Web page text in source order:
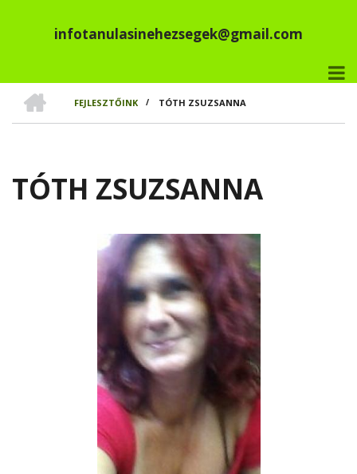
infotanulasinehezsegek@gmail.com
MORZSA
FEJLESZTŐINK
/ TÓTH ZSUZSANNA
TÓTH ZSUZSANNA